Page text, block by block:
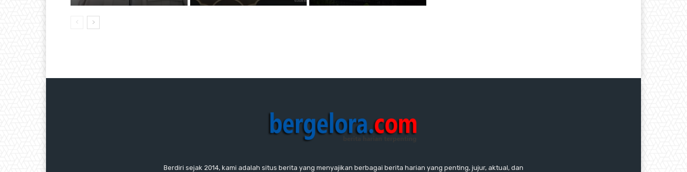
Berdiri sejak 2014, kami adalah situs berita yang menyajikan berbagai berita harian yang penting, jujur, aktual, dan